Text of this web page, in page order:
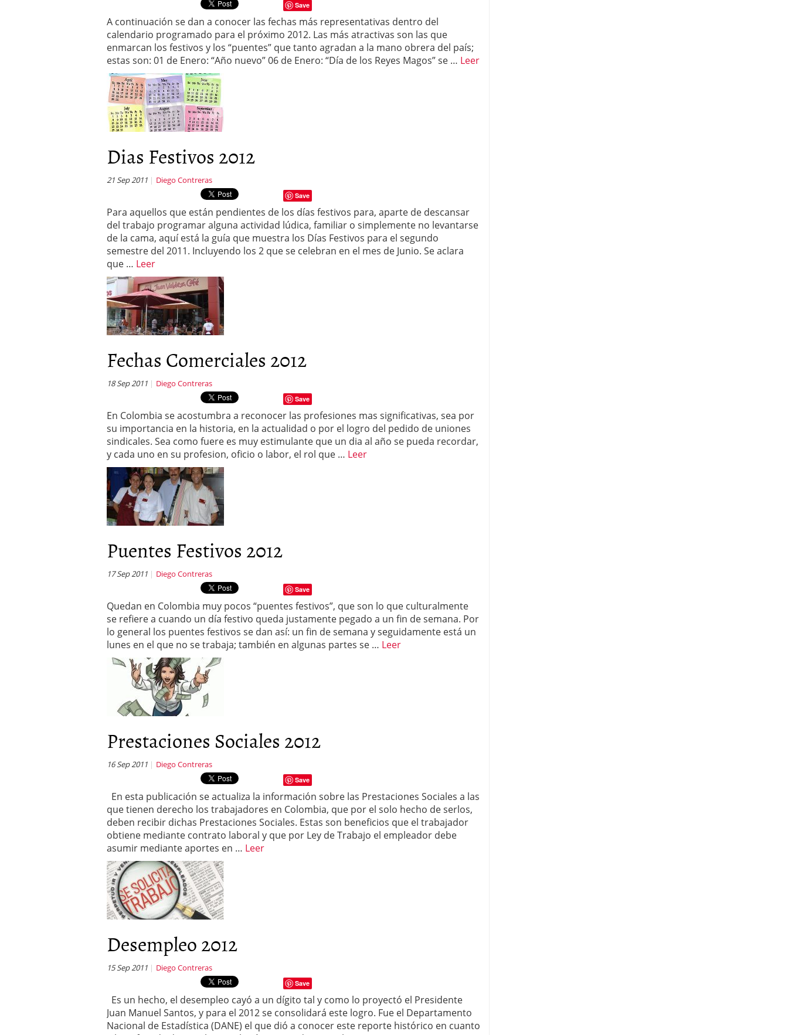
Save
A continuación se dan a conocer las fechas más representativas dentro del
calendario programado para el próximo 2012. Las más atractivas son las que
enmarcan los festivos y los “puentes” que tanto agradan a la mano obrera del país;
estas son: 01 de Enero: “Año nuevo” 06 de Enero: “Día de los Reyes Magos” se … Leer
Dias Festivos 2012
21 Sep 2011 Diego Contreras
Save
Para aquellos que están pendientes de los días festivos para, aparte de descansar
del trabajo programar alguna actividad lúdica, familiar o simplemente no levantarse
de la cama, aquí está la guía que muestra los Días Festivos para el segundo
semestre del 2011. Incluyendo los 2 que se celebran en el mes de Junio. Se aclara
que … Leer
Fechas Comerciales 2012
18 Sep 2011 Diego Contreras
Save
En Colombia se acostumbra a reconocer las profesiones mas significativas, sea por
su importancia en la historia, en la actualidad o por el logro del pedido de uniones
sindicales. Sea como fuere es muy estimulante que un dia al año se pueda recordar,
y cada uno en su profesion, oficio o labor, el rol que … Leer
Puentes Festivos 2012
17 Sep 2011 Diego Contreras
Save
Quedan en Colombia muy pocos “puentes festivos”, que son lo que culturalmente
se refiere a cuando un día festivo queda justamente pegado a un fin de semana. Por
lo general los puentes festivos se dan así: un fin de semana y seguidamente está un
lunes en el que no se trabaja; también en algunas partes se … Leer
Prestaciones Sociales 2012
16 Sep 2011 Diego Contreras
Save
En esta publicación se actualiza la información sobre las Prestaciones Sociales a las
que tienen derecho los trabajadores en Colombia, que por el solo hecho de serlos,
deben recibir dichas Prestaciones Sociales. Estas son beneficios que el trabajador
obtiene mediante contrato laboral y que por Ley de Trabajo el empleador debe
asumir mediante aportes en … Leer
Desempleo 2012
15 Sep 2011 Diego Contreras
Save
Es un hecho, el desempleo cayó a un dígito tal y como lo proyectó el Presidente
Juan Manuel Santos, y para el 2012 se consolidará este logro. Fue el Departamento
Nacional de Estadística (DANE) el que dió a conocer este reporte histórico en cuanto